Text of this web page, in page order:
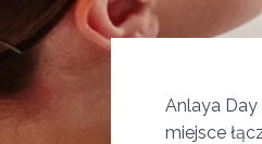
Anlaya
miejsce